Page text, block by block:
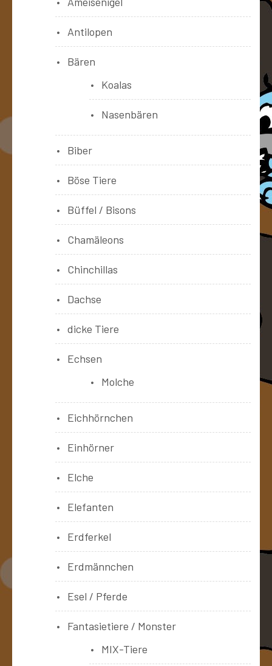
Antilopen
Bären
Koalas
Nasenbären
Biber
Böse Tiere
Büffel / Bisons
Chamäleons
Chinchillas
Dachse
dicke Tiere
Echsen
Molche
Eichhörnchen
Einhörner
Elche
Elefanten
Erdferkel
Erdmännchen
Esel / Pferde
Fantasietiere / Monster
MIX-Tiere